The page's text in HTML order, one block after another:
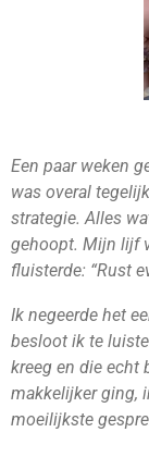
Een paar weken
was overal
strategie. Alles
gehoopt. Mijn lijf
fluisterde: “Rust
Ik negeerde het
besloot ik te
kreeg en die echt
makkelijker ging,
moeilijkste